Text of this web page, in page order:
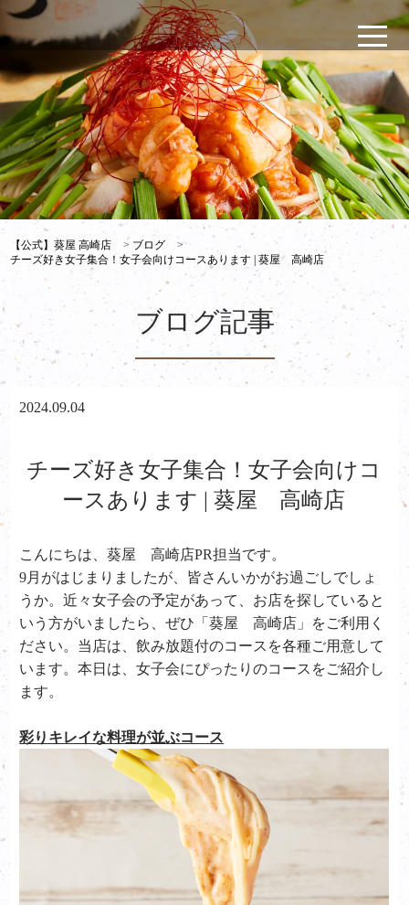
【公式】葵屋 高崎店 > ブログ
>
チーズ好き女子集合！女子会向けコースあります | 葵屋 高崎店
ブログ記事
2024.09.04
チーズ好き女子集合！女子会向けコ
ースあります | 葵屋 高崎店
こんにちは、葵屋 高崎店PR担当です。
9月がはじまりましたが、皆さんいかがお過ごしでしょ
うか。近々女子会の予定があって、お店を探していると
いう方がいましたら、ぜひ「葵屋 高崎店」をご利用く
ださい。当店は、飲み放題付のコースを各種ご用意して
います。本日は、女子会にぴったりのコースをご紹介し
ます。
彩りキレイな料理が並ぶコース